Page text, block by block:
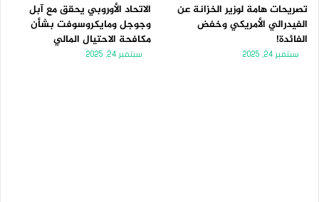
تصريحات هامة لوزير الخزانة عن
الفيدرالي الأمريكي وخفض
الفائدة!
سبتمبر 24, 2025
الاتحاد الأوروبي يحقق مع آبل
وجوجل ومايكروسوفت بشأن
مكافحة الاحتيال المالي
سبتمبر 24, 2025